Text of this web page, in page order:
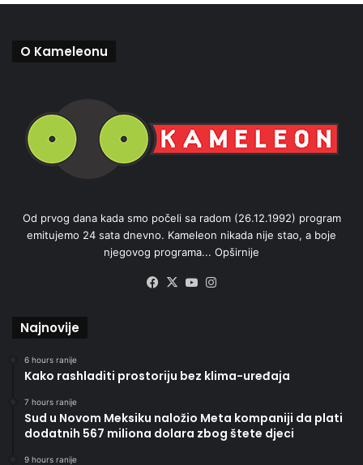
O Kameleonu
Od prvog dana kada smo počeli sa radom (26.12.1992) program
emitujemo 24 sata dnevno. Kameleon nikada nije stao, a boje
njegovog programa... Opširnije
Facebook
X YouTube
Najnovije
6 hours ranije
Kako rashladiti prostoriju bez klima-uređaja
7 hours ranije
Sud u Novom Meksiku naložio Meta kompaniji da plati
dodatnih 567 miliona dolara zbog štete djeci
9 hours ranije